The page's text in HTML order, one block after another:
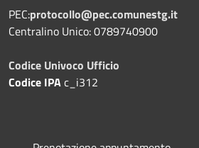
PEC:protocollo@pec.comunestg.it
Centralino Unico: 0789740900
Codice Univoco Ufficio
Codice IPAc_i312